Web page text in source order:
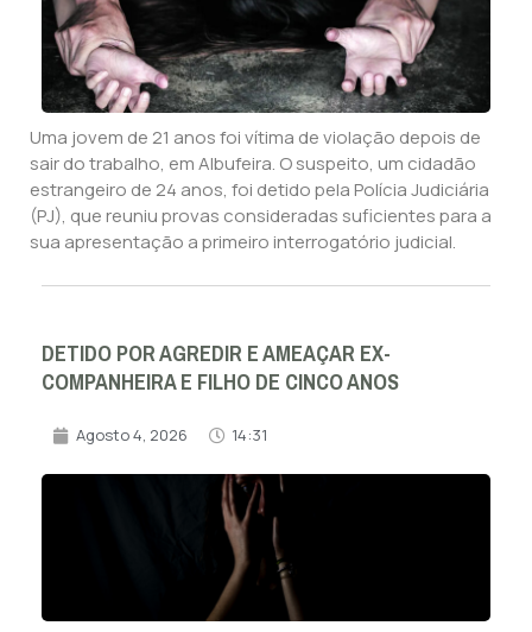
Uma jovem de 21 anos foi vítima de violação depois de
sair do trabalho, em Albufeira. O suspeito, um cidadão
estrangeiro de 24 anos, foi detido pela Polícia Judiciária
(PJ), que reuniu provas consideradas suficientes para a
sua apresentação a primeiro interrogatório judicial.
DETIDO POR AGREDIR E AMEAÇAR EX-
COMPANHEIRA E FILHO DE CINCO ANOS
Agosto 4, 2026 14:31